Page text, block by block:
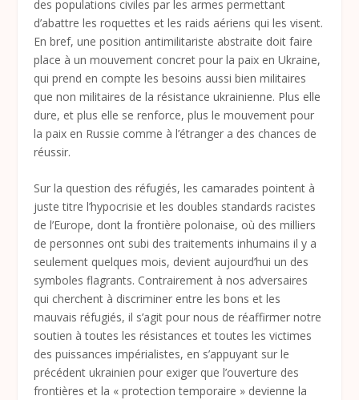
des populations civiles par les armes permettant
d’abattre les roquettes et les raids aériens qui les visent.
En bref, une position antimilitariste abstraite doit faire
place à un mouvement concret pour la paix en Ukraine,
qui prend en compte les besoins aussi bien militaires
que non militaires de la résistance ukrainienne. Plus elle
dure, et plus elle se renforce, plus le mouvement pour
la paix en Russie comme à l’étranger a des chances de
réussir.
Sur la question des réfugiés, les camarades pointent à
juste titre l’hypocrisie et les doubles standards racistes
de l’Europe, dont la frontière polonaise, où des milliers
de personnes ont subi des traitements inhumains il y a
seulement quelques mois, devient aujourd’hui un des
symboles flagrants. Contrairement à nos adversaires
qui cherchent à discriminer entre les bons et les
mauvais réfugiés, il s’agit pour nous de réaffirmer notre
soutien à toutes les résistances et toutes les victimes
des puissances impérialistes, en s’appuyant sur le
précédent ukrainien pour exiger que l’ouverture des
frontières et la « protection temporaire » devienne la